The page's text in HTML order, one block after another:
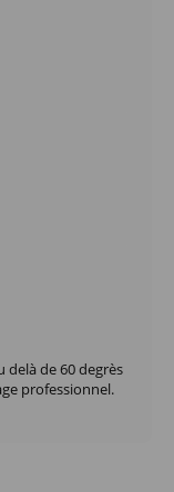
delà de 60 degrès
professionnel.